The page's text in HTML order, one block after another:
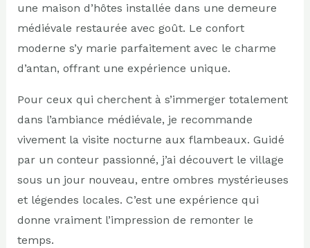
une maison d’hôtes installée dans une demeure
médiévale restaurée avec goût. Le confort
moderne s’y marie parfaitement avec le charme
d’antan, offrant une expérience unique.
Pour ceux qui cherchent à s’immerger totalement
dans l’ambiance médiévale, je recommande
vivement la visite nocturne aux flambeaux. Guidé
par un conteur passionné, j’ai découvert le village
sous un jour nouveau, entre ombres mystérieuses
et légendes locales. C’est une expérience qui
donne vraiment l’impression de remonter le
temps.